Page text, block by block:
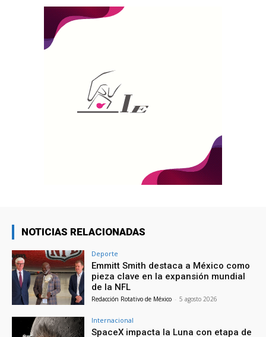
NOTICIAS RELACIONADAS
Deporte
Emmitt Smith destaca a México como
pieza clave en la expansión mundial
de la NFL
Redacción Rotativo de México - 5 agosto 2026
Internacional
SpaceX impacta la Luna con etapa de